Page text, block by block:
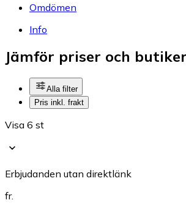
Omdömen
Info
Jämför priser och butiker
Alla filter
Pris inkl. frakt
Visa 6 st
Erbjudanden utan direktlänk
fr.